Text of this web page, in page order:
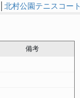
北村公園テニスコート
備考